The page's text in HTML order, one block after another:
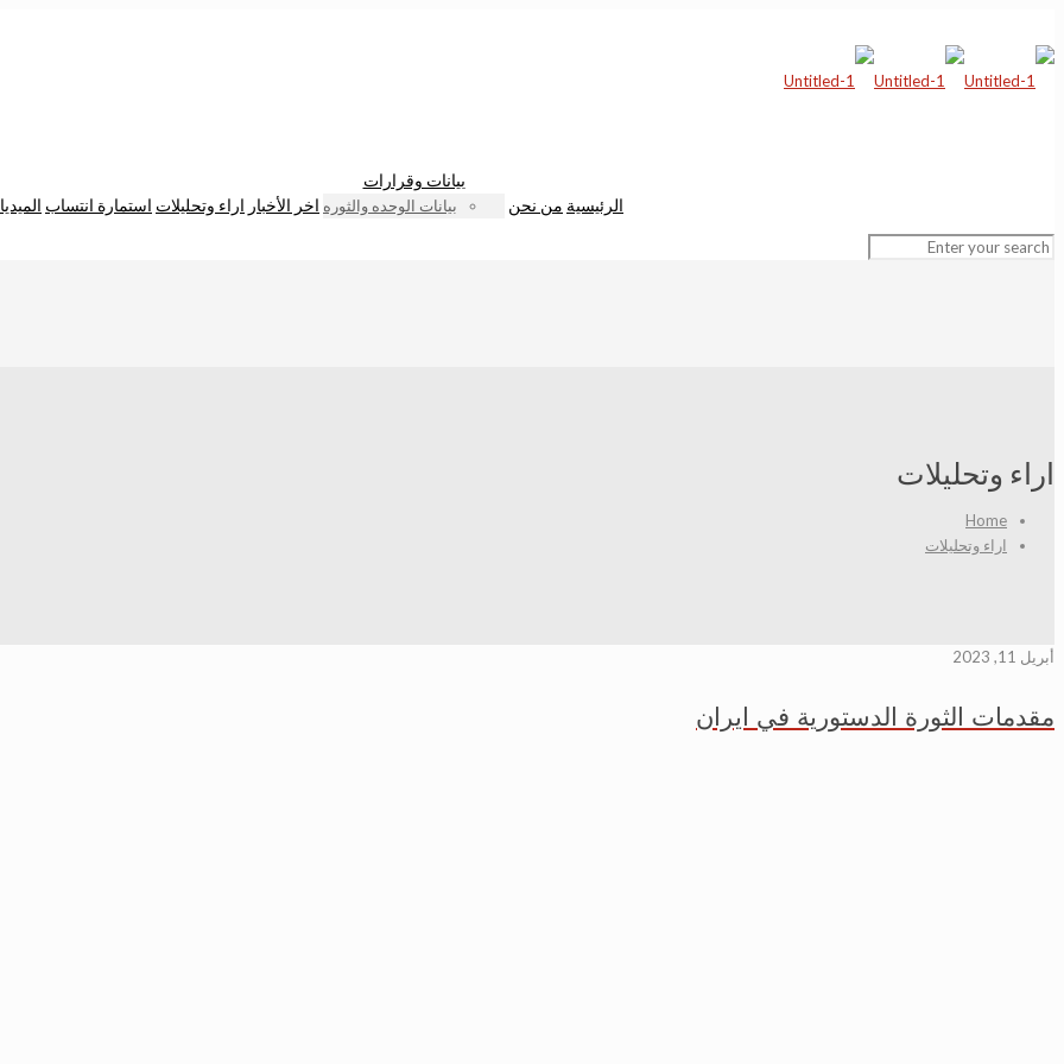
الرئيسية من نحن
بيانات وقرارات
بيانات الوحده والثوره اخر الأخبار اراء وتحليلات استمارة انتساب الميديا
اراء وتحليلات
Home
اراء وتحليلات
أبريل 11, 2023
مقدمات الثورة الدستورية في ايران